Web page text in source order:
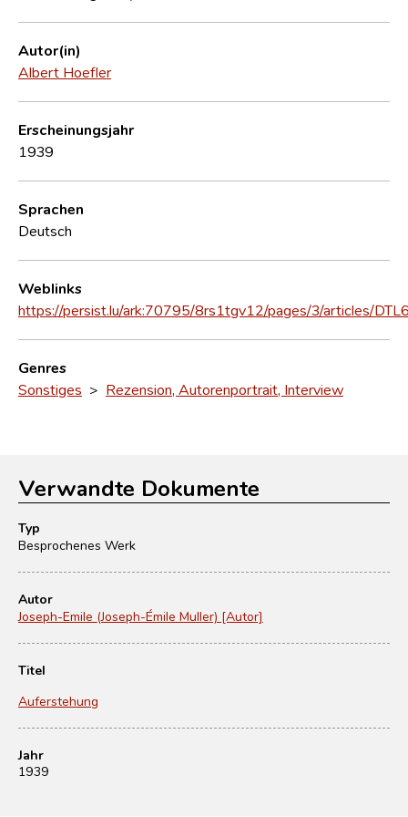
Autor(in)
Albert Hoefler
Erscheinungsjahr
1939
Sprachen
Deutsch
Weblinks
https://persist.lu/ark:70795/8rs1tgv12/pages/3/articles/
Genres
Sonstiges > Rezension, Autorenportrait, Interview
Verwandte Dokumente
Typ
Besprochenes Werk
Autor
Joseph-Emile (Joseph-Émile Muller) [Autor]
Titel
Auferstehung
Jahr
1939